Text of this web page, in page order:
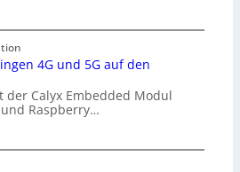
4G und 5G auf den
Calyx Embedded Modul
Raspberry…